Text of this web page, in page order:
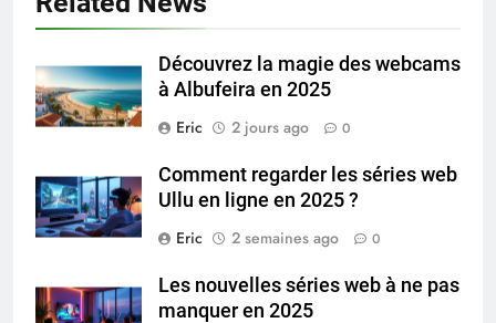
Découvrez la magie des webcams
à Albufeira en 2025
Eric
2 jours ago 0
Comment regarder les séries web
Ullu en ligne en 2025 ?
Eric
2 semaines ago 0
Les nouvelles séries web à ne pas
manquer en 2025